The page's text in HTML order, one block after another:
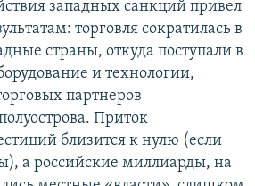
западных санкций привел
торговля сократилась в
страны, откуда поступали в
и технологии,
партнеров
Приток
близится к нулю (если
а российские миллиарды, на